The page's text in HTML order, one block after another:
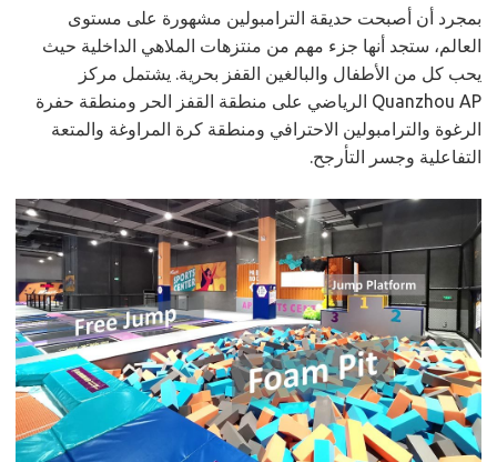
بمجرد أن أصبحت حديقة الترامبولين مشهورة على مستوى
العالم، ستجد أنها جزء مهم من منتزهات الملاهي الداخلية حيث
يحب كل من الأطفال والبالغين القفز بحرية. يشتمل مركز
Quanzhou AP الرياضي على منطقة القفز الحر ومنطقة حفرة
الرغوة والترامبولين الاحترافي ومنطقة كرة المراوغة والمتعة
التفاعلية وجسر التأرجح.